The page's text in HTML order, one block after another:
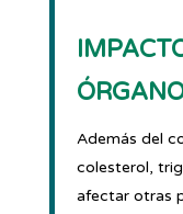
Además del
colesterol,
afectar otras